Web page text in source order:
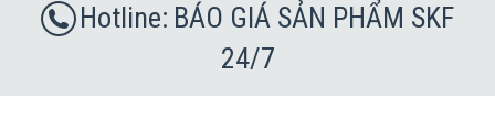
BÁO GIÁ SẢN PHẨM SKF
24/7